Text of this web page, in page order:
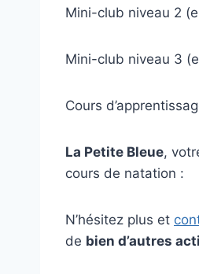
Mini-club niveau 2
Mini-club niveau 3
Cours
La Petite Bleue,
cours de natation :
N’hésitez plus et
de bien d’autres